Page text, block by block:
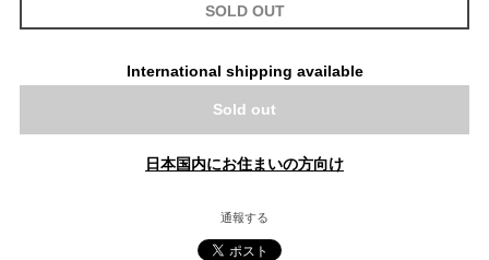
SOLD OUT
International shipping available
Sold out
日本国内にお住まいの方向け
通報する